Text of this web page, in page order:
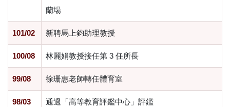
蘭場
101/02 新聘馬上鈞助理教授
100/08 林麗娟教授接任第 3 任所長
99/08 徐珊惠老師轉任體育室
98/03 通過「高等教育評鑑中心」評鑑